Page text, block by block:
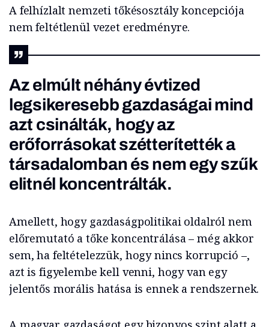
A felhízlalt nemzeti tőkésosztály koncepciója
nem feltétlenül vezet eredményre.
Az elmúlt néhány évtized
legsikeresebb gazdaságai mind
azt csinálták, hogy az
erőforrásokat szétterítették a
társadalomban és nem egy szűk
elitnél koncentrálták.
Amellett, hogy gazdaságpolitikai oldalról nem
előremutató a tőke koncentrálása – még akkor
sem, ha feltételezzük, hogy nincs korrupció –,
azt is figyelembe kell venni, hogy van egy
jelentős morális hatása is ennek a rendszernek.